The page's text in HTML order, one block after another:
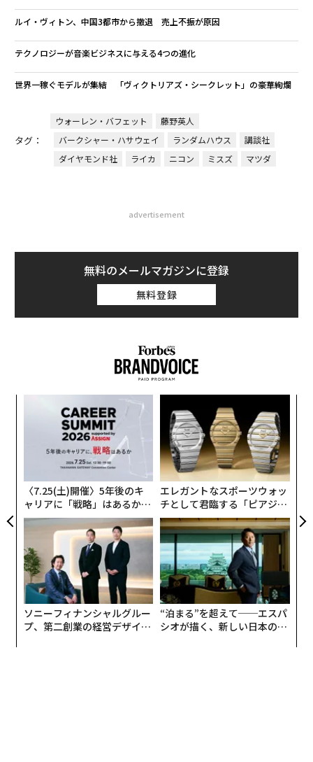
ルイ・ヴィトン、中国3都市から撤退 売上不振が原因
テクノロジーが音楽ビジネスに与える4つの進化
世界一稼ぐモデルが集結 「ヴィクトリアズ・シークレット」の豪華絢爛
タグ：
ウォーレン・バフェット
藤野英人
バークシャー・ハサウェイ
ランダムハウス
講談社
ダイヤモンド社
ライカ ニコン ミスズ マツダ
advertisement
無料のメールマガジンに登録
無料登録
〈7.25(土)開催〉5年後のキ
ャリアに「戦略」はあるか。
トップエグゼクティブのキャ
リアに触れる1日│CAREER S
UMMIT 2026
エレガントなスポーツウォッ
チとして君臨する「ピアジ
ェ」ポロの魅力
ソニーフィナンシャルグルー
プ、第二創業の経営デザイン
“泊まる”を超えて──エスパ
シオが描く、新しい日本のラ